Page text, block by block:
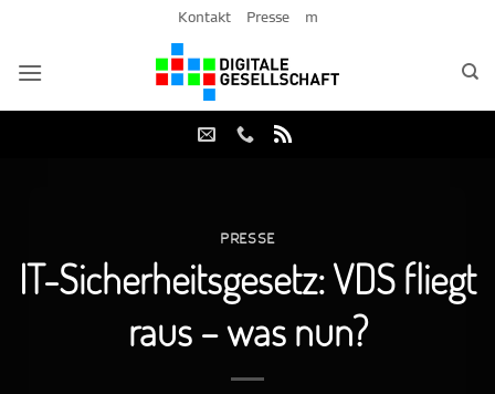
springen
Kontakt Presse m
PRESSE
IT-Sicherheitsgesetz: VDS fliegt
raus – was nun?